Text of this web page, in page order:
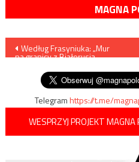
MAGNA
Nawigacja
wpisu
Według Frasyniuka: „Mur
na granicy z Białorusią
Telegramhttps://t.me/
WESPRZYJ PROJEKT MAGNA